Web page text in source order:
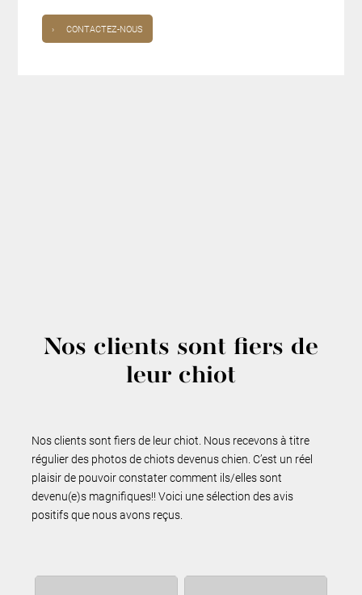
› CONTACTEZ-NOUS
Nos clients sont fiers de
leur chiot
Nos clients sont fiers de leur chiot. Nous recevons à titre
régulier des photos de chiots devenus chien. C’est un réel
plaisir de pouvoir constater comment ils/elles sont
devenu(e)s magnifiques!! Voici une sélection des avis
positifs que nous avons reçus.